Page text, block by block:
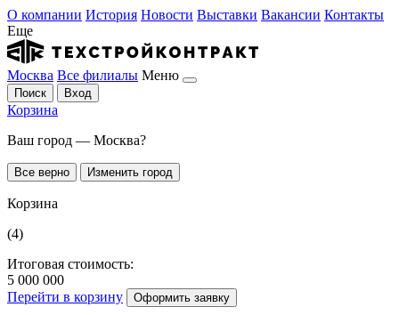
О компании История Новости Выставки Вакансии Контакты
Еще
Москва Все филиалы Меню
Поиск Вход
Корзина
Ваш город — Москва?
Все верно Изменить город
Корзина
(4)
Итоговая стоимость:
5 000 000
Перейти в корзину
Оформить заявку